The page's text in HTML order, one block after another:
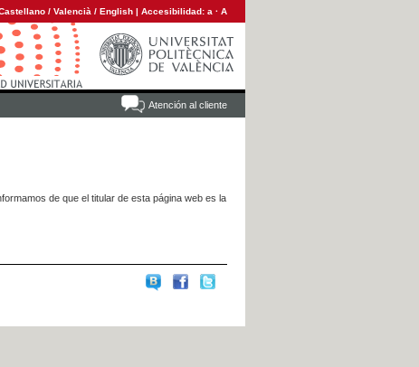
/ Valencià / English | Accesibilidad: a · A
Atención al cliente
de que el titular de esta página web es la